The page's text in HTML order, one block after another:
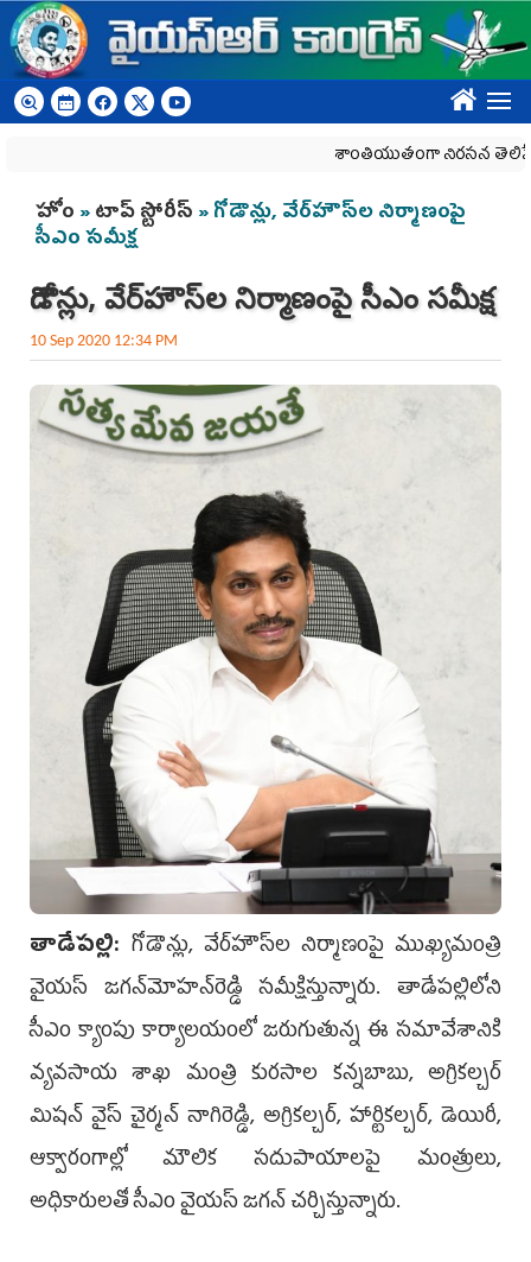
Skip to main content
????
శాంతియుతంగా నిరసన తెలిపే
You are here
హోం »టాప్ స్టోరీస్ » గోడౌన్లు, వేర్‌హౌస్‌ల నిర్మాణంపై
సీఎం సమీక్ష
గోడౌన్లు, వేర్‌హౌస్‌ల నిర్మాణంపై సీఎం సమీక్ష
10 Sep 2020 12:34 PM
తాడేపల్లి: గోడౌన్లు, వేర్‌హౌస్‌ల నిర్మాణంపై ముఖ్యమంత్రి
వైయస్‌ జగన్‌మోహన్‌రెడ్డి సమీక్షిస్తున్నారు. తాడేపల్లిలోని
సీఎం క్యాంపు కార్యాలయంలో జరుగుతున్న ఈ సమావేశానికి
వ్యవసాయ శాఖ మంత్రి కురసాల కన్నబాబు, అగ్రికల్చర్‌
మిషన్‌ వైస్‌ చైర్మన్‌ నాగిరెడ్డి, అగ్రికల్చర్, హార్టికల్చర్, డెయిరీ,
ఆక్వారంగాల్లో మౌలిక సదుపాయాలపై మంత్రులు,
అధికారులతో సీఎం వైయస్‌ జగన్‌ చర్చిస్తున్నారు.